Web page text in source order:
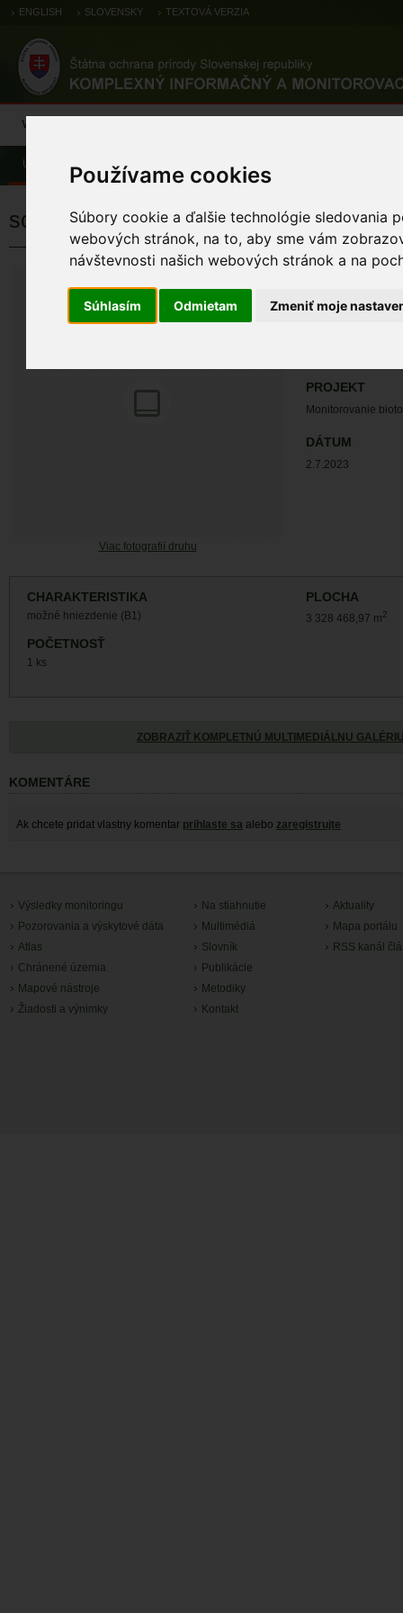
Používame cookies
Súbory cookie a ďalšie technológie sledovania
webových stránok, na to, aby sme vám
návštevnosti našich webových stránok a na
Súhlasím Odmietam Zmeniť moje
ENGLISH SLOVENSKY TEXTOVÁ VERZIA
Výsledky monitoringu
Úvod Pozorovania a výskytové dáta
sokol rároh
Viac fotografií druhu
PROJEKT
Monitorovanie
DÁTUM
2.7.2023
CHARAKTERISTIKA
možné hniezdenie (B1)
PLOCHA
3 328 468,97 m2
POČETNOSŤ
1 ks
ZOBRAZIŤ KOMPLETNÚ MULTIMEDIÁLNU
KOMENTÁRE
Ak chcete pridat vlastny komentar prihlaste sa alebo zaregistrujte
Výsledky monitoringu
Pozorovania a výskytové dáta
Atlas
Chránené územia
Mapové nástroje
Žiadosti a výnimky
Na stiahnutie
Multimédiá
Slovník
Publikácie
Metodiky
Kontakt
Aktuality
Mapa portálu
RSS kanál